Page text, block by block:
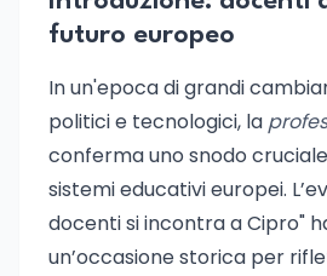
futuro europeo
In un'epoca di grandi
politici e tecnologici, la
conferma uno snodo
sistemi educativi europei.
docenti si incontra a Cipro"
un’occasione storica per